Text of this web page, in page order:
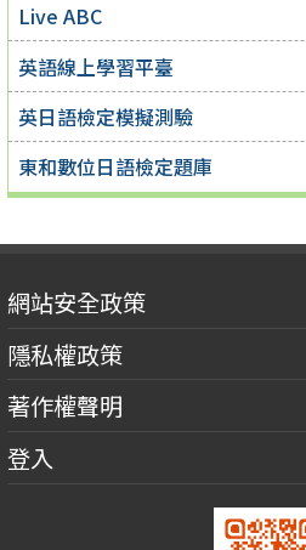
Live ABC
英語線上學習平臺
英日語檢定模擬測驗
東和數位日語檢定題庫
網站安全政策
隱私權政策
著作權聲明
登入